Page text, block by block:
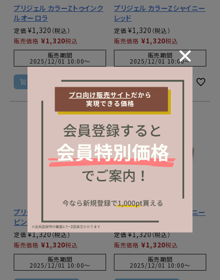
プリジェル カラーZトゥインク
ルオーロラ
定価 ¥1,320
販売価格 ¥1,320税込
販売期間
2025/12/01 10:00〜
カートに入れる
プリジェル カラーZシャイニー
レッド
定価 ¥1,320
販売価格 ¥1,320税込
販売期間
2025/12/01 10:00〜
カートに入れる
プリジェル カラーZシャイニー
ピンク
定価 ¥1,320
販売価格 ¥1,320税込
販売期間
2025/12/01 10:00〜
プリジェル カラーZシャイニー
ベージュ
定価 ¥1,320
販売価格 ¥1,320税込
販売期間
2025/12/01 10:00〜